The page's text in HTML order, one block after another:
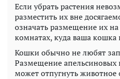
Если убрать растения
разместить их вне
означать размещение их
комнатах, куда ваша кошка
Кошки обычно не любят
Размещение апельсиновых
может отпугнуть животное